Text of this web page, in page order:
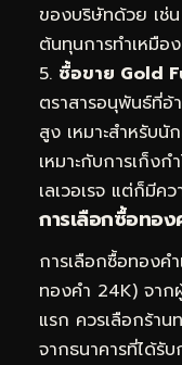
ของบริษัทด้วย เช่
ต้นทุนการทำเหมือง
5. ซื้อขาย Gold
ตราสารอนุพันธ์ที่อ้
สูง เหมาะสำหรับ
เหมาะกับการเก็งก
เลเวอเรจ แต่ก็มีค
การเลือกซื้อทอ
การเลือกซื้อทองค
ทองคำ 24K) จาก
แรก ควรเลือกร้า
จากธนาคารที่ได้รั